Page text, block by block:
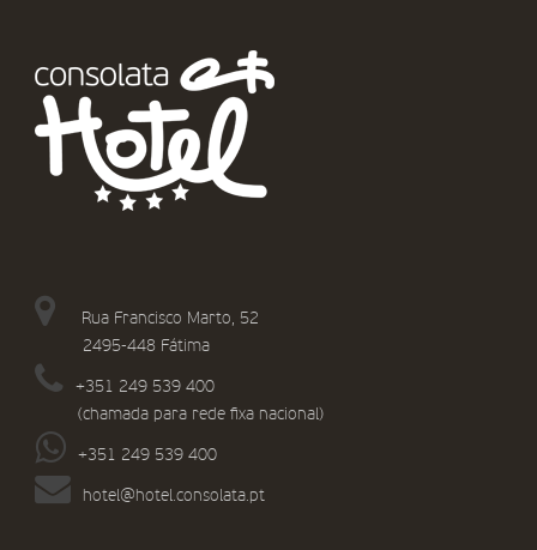
Rua Francisco Marto, 52
2495-448 Fátima
+351 249 539 400
(chamada para rede fixa nacional)
+351 249 539 400
hotel@hotel.consolata.pt